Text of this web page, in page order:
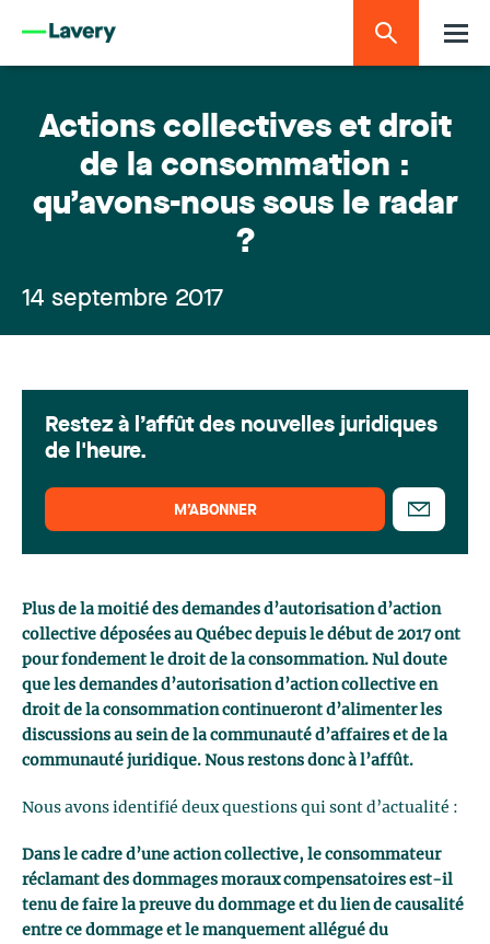
Actions collectives et droit
de la consommation :
qu’avons-nous sous le radar
?
14 septembre 2017
Plus de la moitié des demandes d’autorisation d’action
collective déposées au Québec depuis le début de 2017 ont
pour fondement le droit de la consommation. Nul doute
que les demandes d’autorisation d’action collective en
droit de la consommation continueront d’alimenter les
discussions au sein de la communauté d’affaires et de la
communauté juridique. Nous restons donc à l’affût.
Nous avons identifié deux questions qui sont d’actualité :
Dans le cadre d’une action collective, le consommateur
réclamant des dommages moraux compensatoires est-il
tenu de faire la preuve du dommage et du lien de causalité
entre ce dommage et le manquement allégué du
Restez à l’affût des nouvelles juridiques
de l'heure.
M’ABONNER